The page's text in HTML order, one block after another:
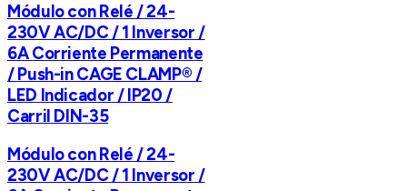
Módulo con Relé / 24-
230V AC/DC / 1 Inversor /
6A Corriente Permanente
/ Push-in CAGE CLAMP® /
LED Indicador / IP20 /
Carril DIN-35
Módulo con Relé / 24-
230V AC/DC / 1 Inversor /